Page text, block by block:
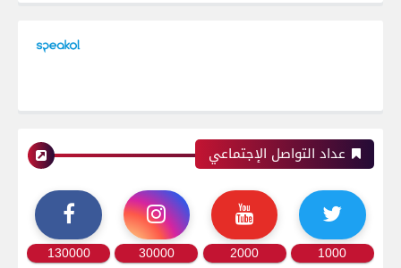
عداد التواصل الإجتماعي
1000
2000
30000
130000